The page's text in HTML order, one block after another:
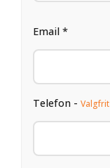
Email *
Telefon - Valgfrit